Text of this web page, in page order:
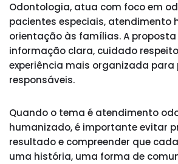
Odontologia, atua com foco em
pacientes especiais, atendimento
orientação às famílias. A proposta
informação clara, cuidado
experiência mais organizada para
responsáveis.
Quando o tema é atendimento
humanizado, é importante evitar
resultado e compreender que
uma história, uma forma de